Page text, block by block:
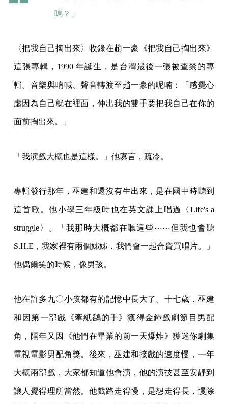
嗎？」
〈把我自己掏出來〉收錄在趙一豪《把我自己掏出來》
這張專輯，1990 年誕生，是台灣最後一張被查禁的專
輯。音樂與吶喊、聲音轉渡至趙一豪的呢喃：「感覺心
虛因為自己就在裡面，伸出我的雙手要把我自己在你的
面前掏出來。」
「我演戲大概也是這樣。」他寡言，疏冷。
專輯發行那年，巫建和還沒有生出來，是在國中時聽到
這首歌。他小學三年級時也在英文課上唱過〈Life's a
struggle〉。「我那時大概都在聽這些⋯⋯但我也會聽
S.H.E，我家裡有兩個姊姊，我們會一起合資買唱片。」
他偶爾笑的時候，像男孩。
他在許多九〇小孩都有的記憶中長大了。十七歲，巫建
和因第一部戲《牽紙鷂的手》獲得金鐘戲劇節目男配
角，隔年又因《他們在畢業的前一天爆炸》獲迷你劇集
電視電影男配角獎。後來，巫建和接戲的速度慢，一年
大概兩部戲，大家都知道他會演，他的演技甚至安靜到
讓人覺得理所當然。他戲路走得慢，是想走得長，慢除